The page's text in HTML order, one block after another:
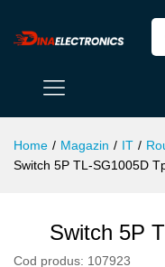
Home / Magazin / IT /
Switch 5P TL-SG1005D
Switch 5P
Cod produs: 107923